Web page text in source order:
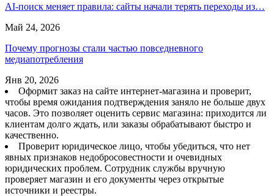
AI-поиск меняет правила: сайты начали терять переходы из…
Май 24, 2026
Почему прогнозы стали частью повседневного
медиапотребления
Янв 20, 2026
Оформит заказ на сайте интернет-магазина и проверит,
чтобы время ожидания подтверждения заняло не больше двух
часов. Это позволяет оценить сервис магазина: приходится ли
клиентам долго ждать, или заказы обрабатывают быстро и
качественно.
Проверит юридическое лицо, чтобы убедиться, что нет
явных признаков недобросовестности и очевидных
юридических проблем. Сотрудник службы вручную
проверяет магазин и его документы через открытые
источники и реестры.